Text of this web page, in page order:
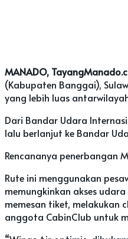
MANADO,
(Kabupaten Banggai),
yang lebih luas
Dari Bandar Udara
lalu berlanjut ke Bandar
Rencananya penerbangan
Rute ini menggunakan
memungkinkan akses
memesan tiket, melakukan
anggota CabinClub untuk